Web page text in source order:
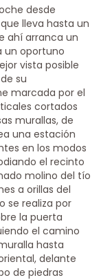
desde
lleva hasta un
ahí arranca un
un oportuno
vista posible
su
marcada por el
cortados
murallas, de
una estación
en los modos
el recinto
molino del tío
a orillas del
se realiza por
la puerta
el camino
hasta
delante
de piedras